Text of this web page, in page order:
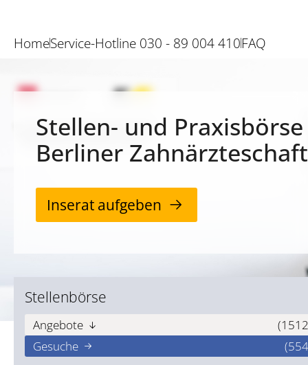
HomeService-Hotline 030 - 89 004 410FAQ
Stellen- und
Berliner Zahnärzteschaft
Inserat aufgeben
Stellenbörse
Angebote
Gesuche